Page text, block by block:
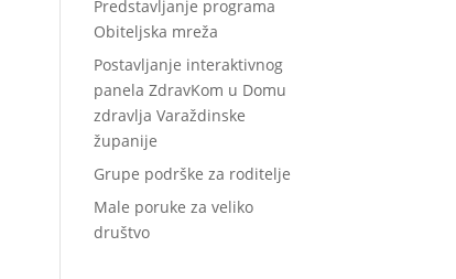
Predstavljanje programa
Obiteljska mreža
Postavljanje interaktivnog
panela ZdravKom u Domu
zdravlja Varaždinske
županije
Grupe podrške za roditelje
Male poruke za veliko
društvo